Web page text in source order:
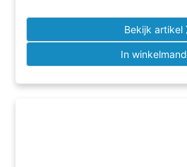
Bekijk artikel
In winkelmand